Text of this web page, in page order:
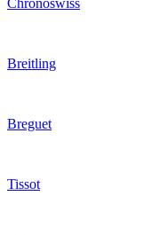
Breitling
Breguet
Tissot